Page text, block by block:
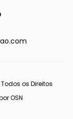
os Direitos
OSN